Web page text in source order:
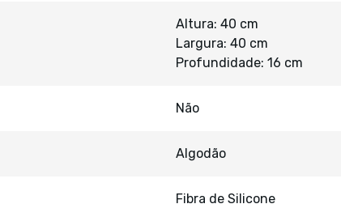
Altura: 40 cm
Largura: 40 cm
Profundidade: 16 cm
Não
Algodão
Fibra de Silicone